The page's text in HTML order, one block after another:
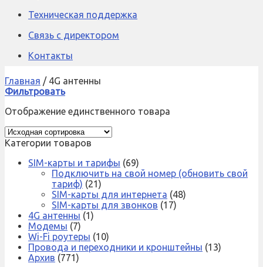
Техническая поддержка
Связь с директором
Контакты
Главная /4G антенны
Фильтровать
Отображение единственного товара
Категории товаров
SIM-карты и тарифы (69)
Подключить на свой номер (обновить свой
тариф) (21)
SIM-карты для интернета (48)
SIM-карты для звонков (17)
4G антенны (1)
Модемы (7)
Wi-Fi роутеры (10)
Провода и переходники и кронштейны (13)
Архив (771)